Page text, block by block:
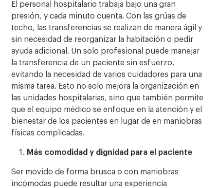
El personal hospitalario trabaja bajo una gran
presión, y cada minuto cuenta. Con las grúas de
techo, las transferencias se realizan de manera ágil y
sin necesidad de reorganizar la habitación o pedir
ayuda adicional. Un solo profesional puede manejar
la transferencia de un paciente sin esfuerzo,
evitando la necesidad de varios cuidadores para una
misma tarea. Esto no solo mejora la organización en
las unidades hospitalarias, sino que también permite
que el equipo médico se enfoque en la atención y el
bienestar de los pacientes en lugar de en maniobras
físicas complicadas.
Más comodidad y dignidad para el paciente
Ser movido de forma brusca o con maniobras
incómodas puede resultar una experiencia